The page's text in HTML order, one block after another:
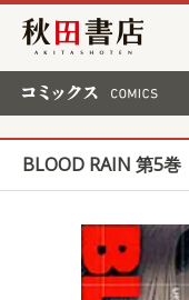
秋田書店
BLOOD RAIN 第5巻